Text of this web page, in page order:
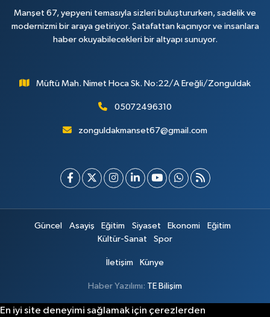
Manşet 67, yepyeni temasıyla sizleri buluştururken, sadelik ve
modernizmi bir araya getiriyor. Şatafattan kaçınıyor ve insanlara
haber okuyabilecekleri bir altyapı sunuyor.
Müftü Mah. Nimet Hoca Sk. No:22/A Ereğli/Zonguldak
05072496310
zonguldakmanset67@gmail.com
Güncel Asayiş Eğitim Siyaset Ekonomi
Eğitim
Kültür-Sanat
Spor
İletişim Künye
Haber Yazılımı: TE Bilişim
En iyi site deneyimi sağlamak için çerezlerden